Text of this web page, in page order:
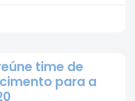
time de
para a